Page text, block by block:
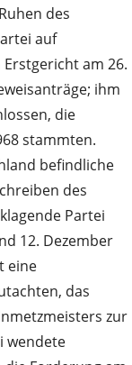
des
auf
am 26.
ihm
die
stammten.
befindliche
des
Partei
12. Dezember
eine
das
zur
wendete